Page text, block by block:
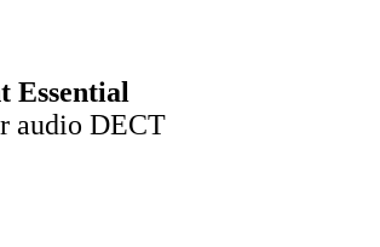
Essential
audio DECT